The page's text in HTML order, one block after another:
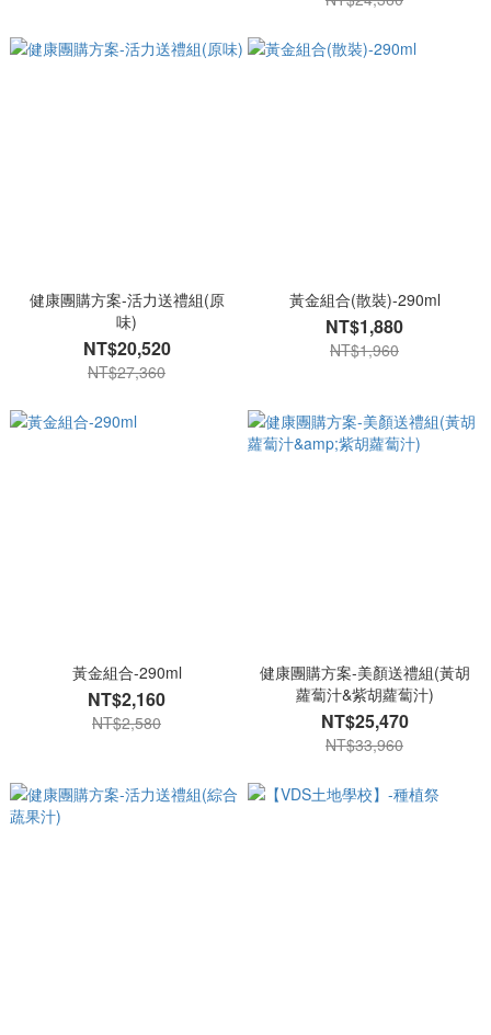
健康團購方案-活力送禮組(原
味)
NT$20,520
NT$27,360
黃金組合(散裝)-290ml
NT$1,880
NT$1,960
黃金組合-290ml
NT$2,160
NT$2,580
健康團購方案-美顏送禮組(黃胡
蘿蔔汁&紫胡蘿蔔汁)
NT$25,470
NT$33,960